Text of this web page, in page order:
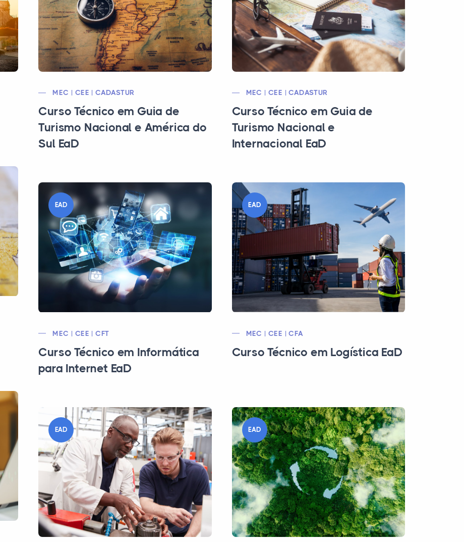
MEC | CEE | CADASTUR
Curso Técnico em Guia de
Turismo Nacional e América do
Sul EaD
MEC | CEE | CADASTUR
Curso Técnico em Guia de
Turismo Nacional e
Internacional EaD
EAD
MEC | CEE | CFT
Curso Técnico em Informática
para Internet EaD
EAD
MEC | CEE | CFA
Curso Técnico em Logística EaD
EAD EAD